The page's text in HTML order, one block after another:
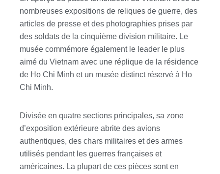
nombreuses expositions de reliques de guerre, des
articles de presse et des photographies prises par
des soldats de la cinquième division militaire. Le
musée commémore également le leader le plus
aimé du Vietnam avec une réplique de la résidence
de Ho Chi Minh et un musée distinct réservé à Ho
Chi Minh.
Divisée en quatre sections principales, sa zone
d’exposition extérieure abrite des avions
authentiques, des chars militaires et des armes
utilisés pendant les guerres françaises et
américaines. La plupart de ces pièces sont en